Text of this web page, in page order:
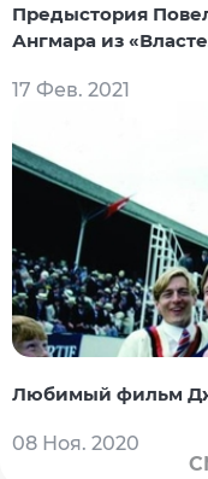
Предыстория
Ангмара из
17 Фев. 2021
Любимый фильм
08 Ноя. 2020